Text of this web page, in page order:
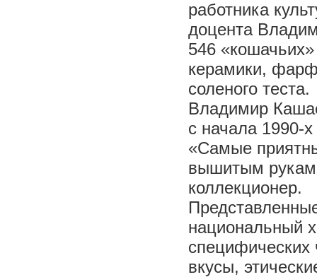
работника
доцента
546
керамики,
соленого теста.
Владимир
с начала 1990-
«Самые
вышитым
коллекционер.
национальный
вкусы,